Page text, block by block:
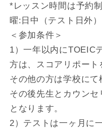
*レッスン時間は予約
曜:日中（テスト日外）
＜参加条件＞
1）一年以内にTOEIC
方は、スコアリポート
その他の方は学校にて
その後先生とカウン
となります。
2）テストは一ヶ月に